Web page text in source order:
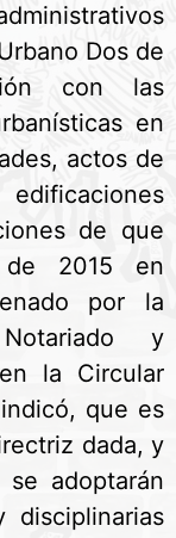
Dos de
con las
en
actos de
de que
2015 en
por la
y
la Circular
que es
dada, y
adoptarán
disciplinarias